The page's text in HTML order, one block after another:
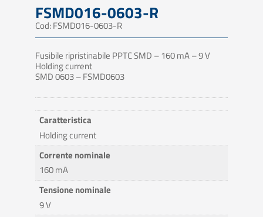
FSMD016-0603-R
Cod: FSMD016-0603-R
Fusibile ripristinabile PPTC SMD – 160 mA – 9 V
Holding current
SMD 0603 – FSMD0603
Caratteristica
Holding current
Corrente nominale
160 mA
Tensione nominale
9 V